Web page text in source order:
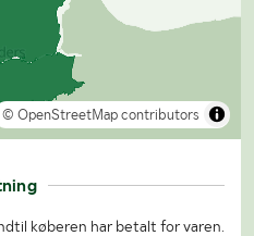
© OpenStreetMap contributors
køberen har betalt for varen.